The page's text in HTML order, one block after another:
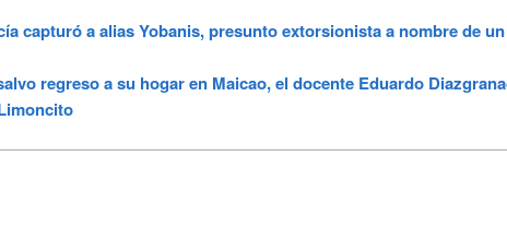
capturó a alias Yobanis, presunto extorsionista a nombre de
regreso a su hogar en Maicao, el docente Eduardo